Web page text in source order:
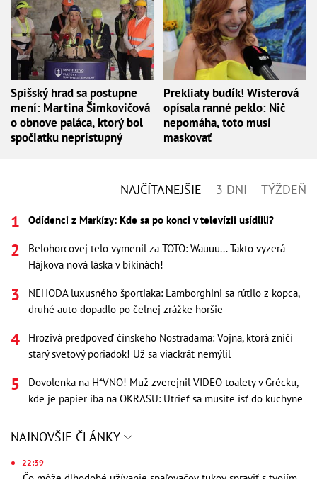
Spišský hrad sa postupne
mení: Martina Šimkovičová
o obnove paláca, ktorý bol
spočiatku neprístupný
Prekliaty budík! Wisterová
opísala ranné peklo: Nič
nepomáha, toto musí
maskovať
NAJČÍTANEJŠIE 3 DNI TÝŽDEŇ
Odídenci z Markízy: Kde sa po konci v televízii usídlili?
Belohorcovej telo vymenil za TOTO: Wauuu... Takto vyzerá
Hájkova nová láska v bikinách!
NEHODA luxusného športiaka: Lamborghini sa rútilo z kopca,
druhé auto dopadlo po čelnej zrážke horšie
Hrozivá predpoveď čínskeho Nostradama: Vojna, ktorá zničí
starý svetový poriadok! Už sa viackrát nemýlil
Dovolenka na H*VNO! Muž zverejnil VIDEO toalety v Grécku,
kde je papier iba na OKRASU: Utrieť sa musíte ísť do kuchyne
NAJNOVŠIE ČLÁNKY
22:39